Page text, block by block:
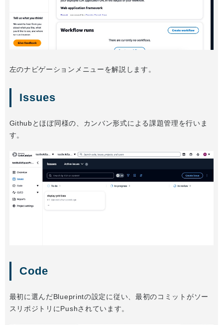
左のナビゲーションメニューを解説します。
Issues
Githubとほぼ同様の、カンバン形式による課題管理を行いま
す。
Code
最初に選んだBlueprintの設定に従い、最初のコミットがソー
スリポジトリにPushされています。